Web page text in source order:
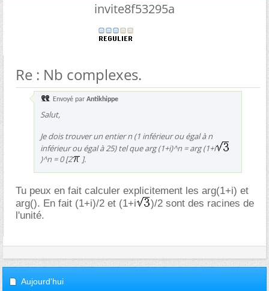
invite8f53295a
Re : Nb complexes.
Envoyé par Antikhippe
Salut,
Je dois trouver un entier n (1 inférieur ou égal à n
inférieur ou égal à 25) tel que arg (1+i)^n = arg (1+i
)^n = 0 [2
].
Tu peux en fait calculer explicitement les arg(1+i) et
arg(). En fait (1+i)/2 et (1+i
)/2 sont des racines de
l'unité.
Aujourd'hui